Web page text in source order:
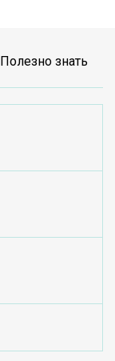
Полезно знать